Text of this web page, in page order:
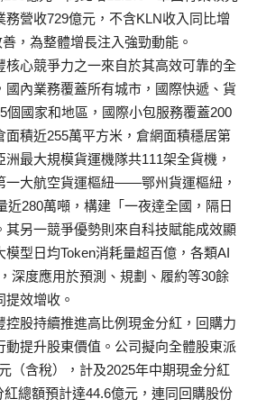
務營收729億元，不含KLN收入同比增
，為整體增長注入強勁動能。
核心競爭力之一來自於其高效可靠的全
國內業務覆蓋所有城市，國際快遞、 貨
國家和地區， 國際小包服務覆蓋200
面積近255萬平方米，倉網面積穩居第
洲最大規模貨運機隊共111架全貨機，
一大航空貨運樞紐——鄂州貨運樞紐，
近280萬噸，構建「一夜達全國， 隔日
其另一競爭優勢則來自科技賦能成效顯
型日均Token消耗量超百億， 各類AI
深度應用於預測、規劃、 履約等30餘
效增收。
股持續推進高比例現金分紅， 回購力
提升股東價值。 公司擬向全體股東派
（含稅）， 計及2025年中期現金分紅
紅總額預計達44.6億元，連同回購股份